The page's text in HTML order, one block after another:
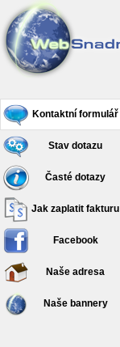
Kontaktní formulář
Stav dotazu
Časté dotazy
Jak zaplatit fakturu
Facebook
Naše adresa
Naše bannery